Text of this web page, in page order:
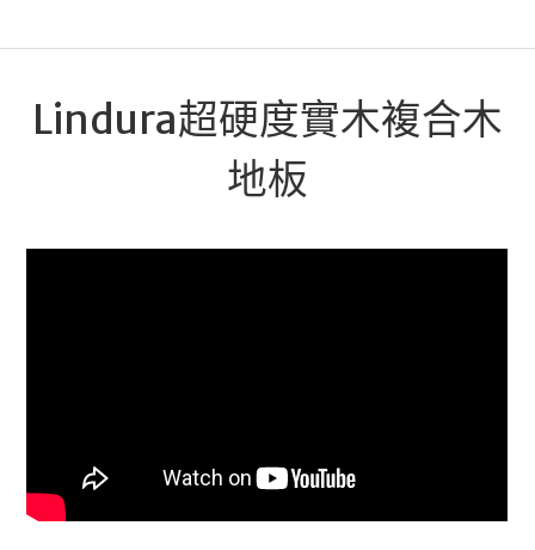
Lindura超硬度實木複合木
地板